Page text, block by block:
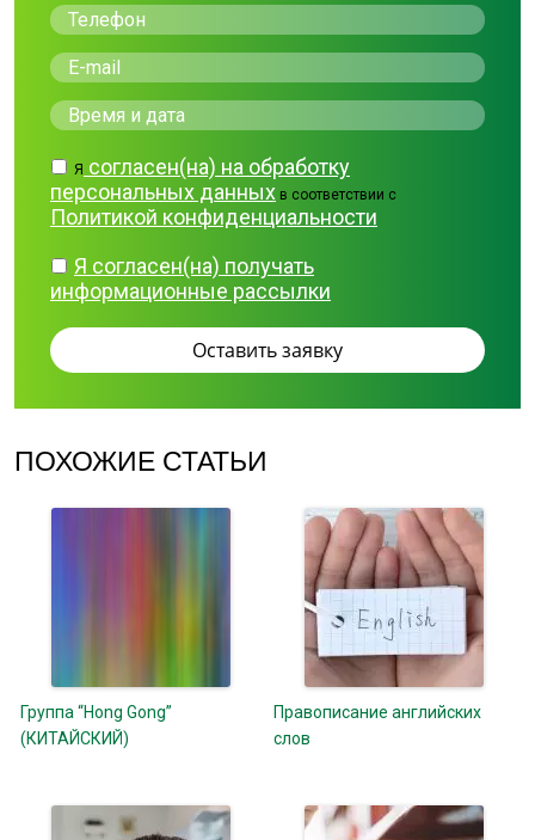
Я согласен(на) на обработку
персональных данных в соответствии с
Политикой конфиденциальности
Я согласен(на) получать
информационные рассылки
ПОХОЖИЕ СТАТЬИ
Группа “Hong Gong”
(КИТАЙСКИЙ)
Правописание английских
слов